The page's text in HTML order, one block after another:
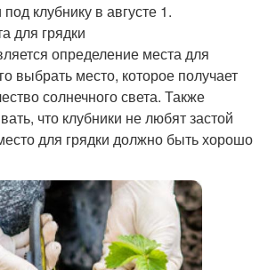
клубнику в августе 1.
для грядки
определение места для
выбрать место, которое получает
солнечного света. Также
что клубники не любят застой
для грядки должно быть хорошо